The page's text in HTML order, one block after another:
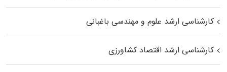
کارشناسی ارشد علوم و مهندسی باغبانی
کارشناسی ارشد اقتصاد کشاورزی